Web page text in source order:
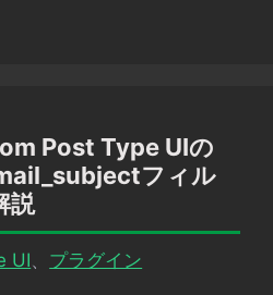
Post Type UIの
フィル
説
UI プラグイン